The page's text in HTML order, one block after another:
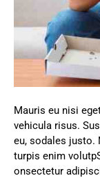
Mauris eu nisi
vehicula risus.
eu, sodales justo.
turpis enim
onsectetur